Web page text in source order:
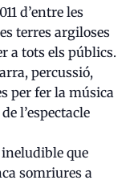
d’entre les
terres argiloses
a tots els públics.
percussió,
per fer la música
l’espectacle
que
somriures a